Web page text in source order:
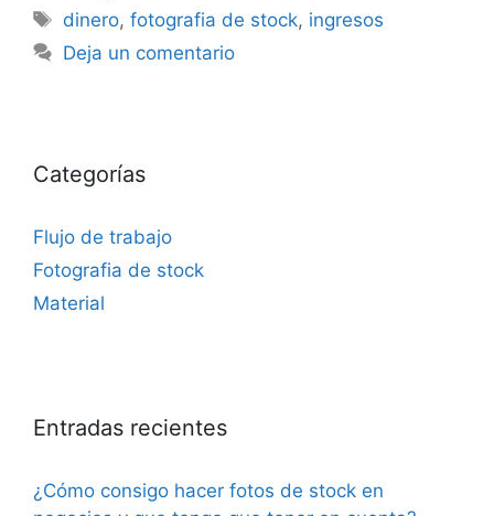
Etiquetas
dinero,fotografia de stock, ingresos
Deja un comentario
Categorías
Flujo de trabajo
Fotografia de stock
Material
Entradas recientes
¿Cómo consigo hacer fotos de stock en